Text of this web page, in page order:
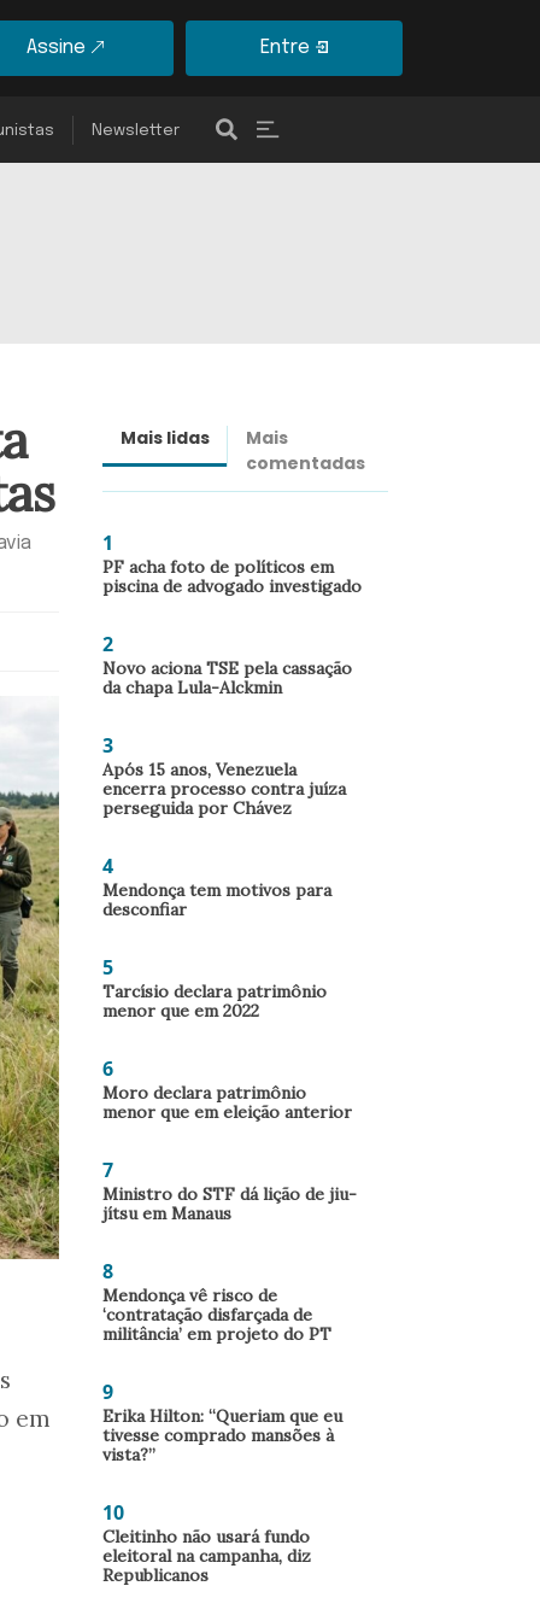
Assine Entre
Newsletter
em
Mais lidas
Mais
comentadas
1
PF acha foto de políticos em
piscina de advogado investigado
2
Novo aciona TSE pela cassação
da chapa Lula-Alckmin
3
Após 15 anos, Venezuela
encerra processo contra juíza
perseguida por Chávez
4
Mendonça tem motivos para
desconfiar
5
Tarcísio declara patrimônio
menor que em 2022
6
Moro declara patrimônio
menor que em eleição anterior
7
Ministro do STF dá lição de jiu-
jítsu em Manaus
8
Mendonça vê risco de
‘contratação disfarçada de
militância’ em projeto do PT
9
Erika Hilton: “Queriam que eu
tivesse comprado mansões à
vista?”
10
Cleitinho não usará fundo
eleitoral na campanha, diz
Republicanos